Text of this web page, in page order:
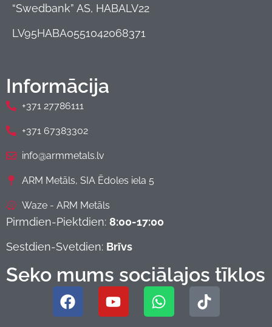
“Swedbank” AS, HABALV22
LV95HABA0551042068371
Informācija
+371 27786111
+371 67383302
info@armmetals.lv
ARM Metāls, SIA Ēdoles iela 5
Waze - ARM Metāls
Pirmdien-Piektdien: 8:00-17:00
Sestdien-Svetdien: Brīvs
Seko mums sociālajos tīklos